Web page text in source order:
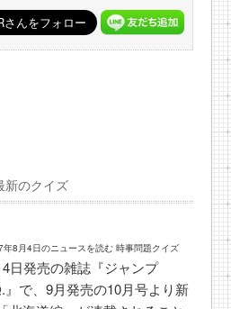
新のクイズ
年8月4日のニュースを読む 時事問題クイズ
日発売の雑誌『ジャンプ
』で、9月発売の10月号より新